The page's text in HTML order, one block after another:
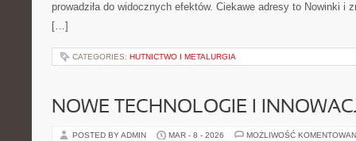
prowadziła do widocznych efektów. Ciekawe adresy to Nowinki i
[…]
CATEGORIES: HUTNICTWO I METALURGIA
NOWE TECHNOLOGIE I
POSTED BY ADMIN MAR - 8 - 2026 MOŻLIWOŚĆ